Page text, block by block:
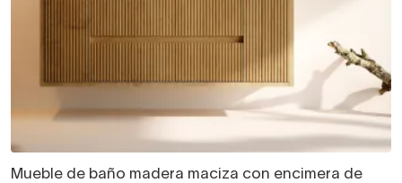
Mueble de baño madera maciza con encimera de